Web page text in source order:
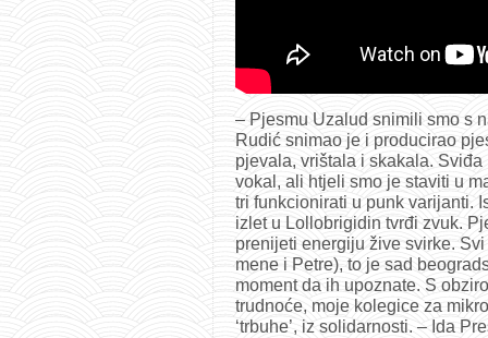
– Pjesmu Uzalud snimili smo s
Rudić snimao je i producirao
pjevala, vrištala i skakala.
vokal, ali htjeli smo je staviti u
tri funkcionirati u punk varijanti.
izlet u Lollobrigidin tvrđi zvuk.
prenijeti energiju žive svirke.
mene i Petre), to je sad
moment da ih upoznate. S
trudnoće, moje kolegice za
‘trbuhe’, iz solidarnosti. – Ida